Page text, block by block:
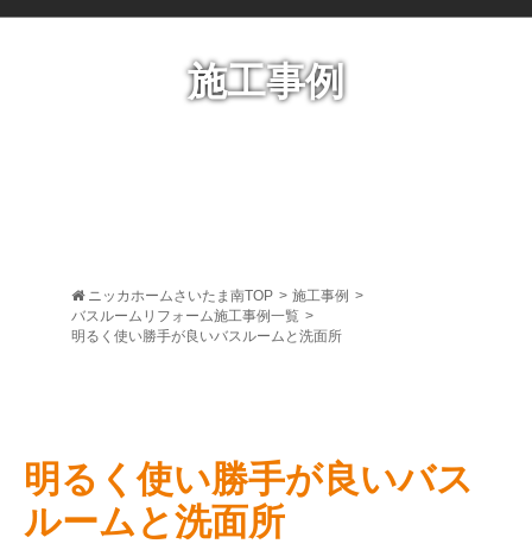
施工事例
ニッカホームさいたま南TOP > 施工事例 >
バスルームリフォーム施工事例一覧 >
明るく使い勝手が良いバスルームと洗面所
明るく使い勝手が良いバス
ルームと洗面所